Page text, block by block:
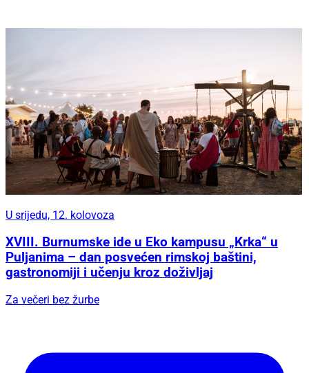
U srijedu, 12. kolovoza
XVIII. Burnumske ide u Eko kampusu „Krka“ u
Puljanima – dan posvećen rimskoj baštini,
gastronomiji i učenju kroz doživljaj
Za večeri bez žurbe